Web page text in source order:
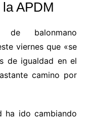
APDM
de balonmano
viernes que «se
de igualdad en el
camino por
ha ido cambiando